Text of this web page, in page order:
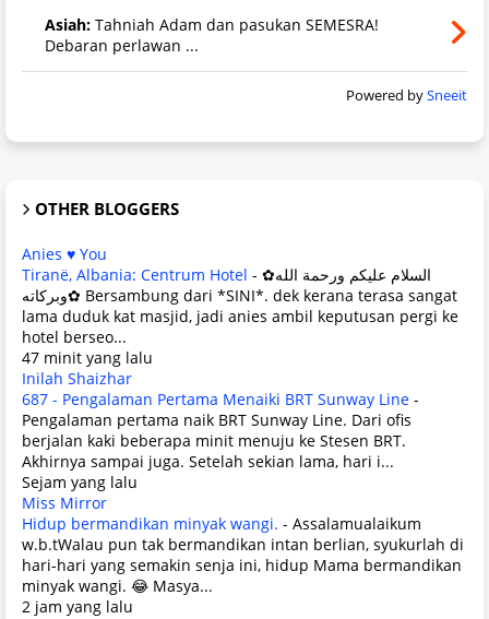
Asiah: Tahniah Adam dan pasukan SEMESRA!
Debaran perlawan ...
Powered bySneeit
OTHER BLOGGERS
Anies ♥ You
Tiranë, Albania: Centrum Hotel - ✿السلام عليكم ورحمة الله
وبركاته✿ Bersambung dari *SINI*. dek kerana terasa sangat
lama duduk kat masjid, jadi anies ambil keputusan pergi ke
hotel berseo...
47 minit yang lalu
Inilah Shaizhar
687 - Pengalaman Pertama Menaiki BRT Sunway Line -
Pengalaman pertama naik BRT Sunway Line. Dari ofis
berjalan kaki beberapa minit menuju ke Stesen BRT.
Akhirnya sampai juga. Setelah sekian lama, hari i...
Sejam yang lalu
Miss Mirror
Hidup bermandikan minyak wangi. - Assalamualaikum
w.b.tWalau pun tak bermandikan intan berlian, syukurlah di
hari-hari yang semakin senja ini, hidup Mama bermandikan
minyak wangi. 😂 Masya...
2 jam yang lalu